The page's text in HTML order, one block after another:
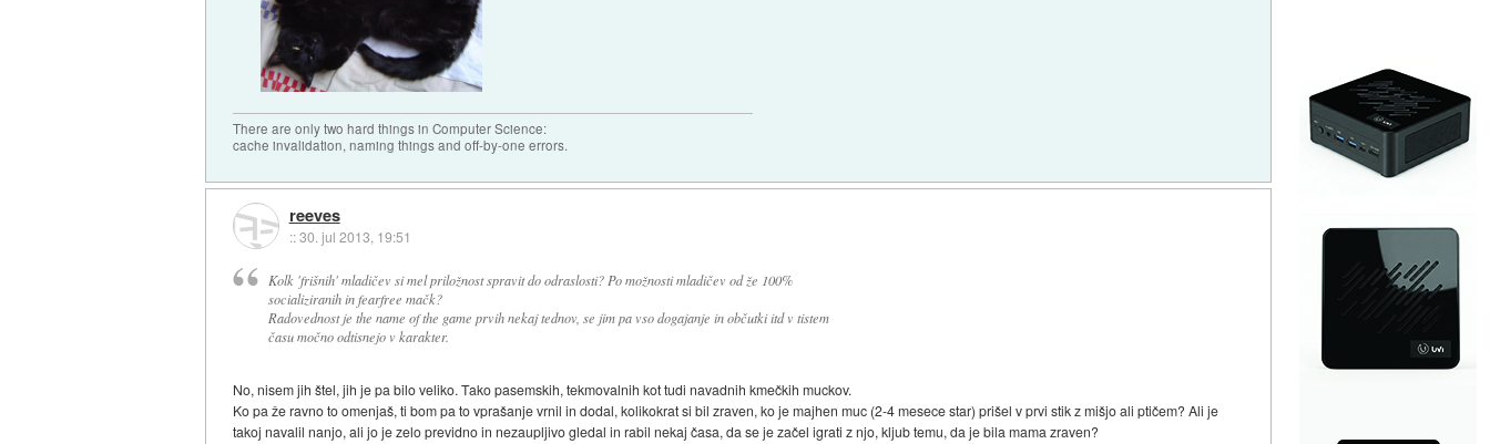
There are only two hard things in Computer Science:
cache invalidation, naming things and off-by-one errors.
reeves
::30. jul 2013, 19:51
Kolk 'frišnih' mladičev si mel priložnost spravit do odraslosti? Po možnosti mladičev od že 100%
socializiranih in fearfree mačk?
Radovednost je the name of the game prvih nekaj tednov, se jim pa vso dogajanje in občutki itd v tistem
času močno odtisnejo v karakter.
No, nisem jih štel, jih je pa bilo veliko. Tako pasemskih, tekmovalnih kot tudi navadnih kmečkih muckov.
Ko pa že ravno to omenjaš, ti bom pa to vprašanje vrnil in dodal, kolikokrat si bil zraven, ko je majhen muc (2-4 mesece star) prišel v prvi stik z mišjo ali ptičem? Ali je
takoj navalil nanjo, ali jo je zelo previdno in nezaupljivo gledal in rabil nekaj časa, da se je začel igrati z njo, kljub temu, da je bila mama zraven?